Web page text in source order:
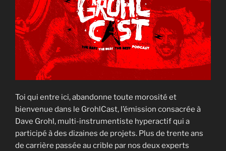
Toi qui entre ici, abandonne toute morosité et
bienvenue dans le GrohlCast, l’émission consacrée à
Dave Grohl, multi-instrumentiste hyperactif qui a
participé à des dizaines de projets. Plus de trente ans
de carrière passée au crible par nos deux experts